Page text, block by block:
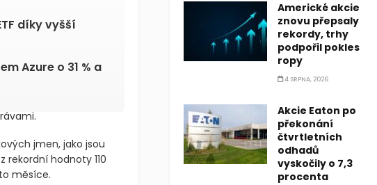
díky vyšší
Azure o 31 % a
jmen, jako jsou
rekordní hodnoty 110
měsíce.
Americké akcie
znovu přepsaly
rekordy, trhy
podpořil pokles
ropy
4 SRPNA, 2026
Akcie Eaton po
překonání
čtvrtletních
odhadů
vyskočily o 7,3
procenta